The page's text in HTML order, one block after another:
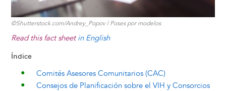
©Shutterstock.com/Andrey_Popov | Poses por modelos
Read this fact sheetin English
Índice
Comités Asesores Comunitarios (CAC)
Consejos de Planificación sobre el VIH y Consorcios